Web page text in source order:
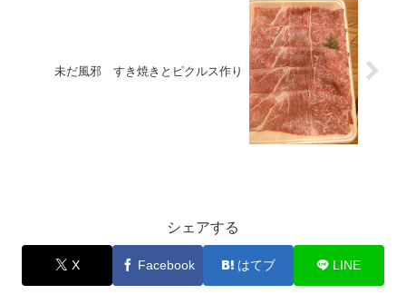
未だ風邪 すき焼きとピクルス作り
シェアする
X Facebook はてブ LINE